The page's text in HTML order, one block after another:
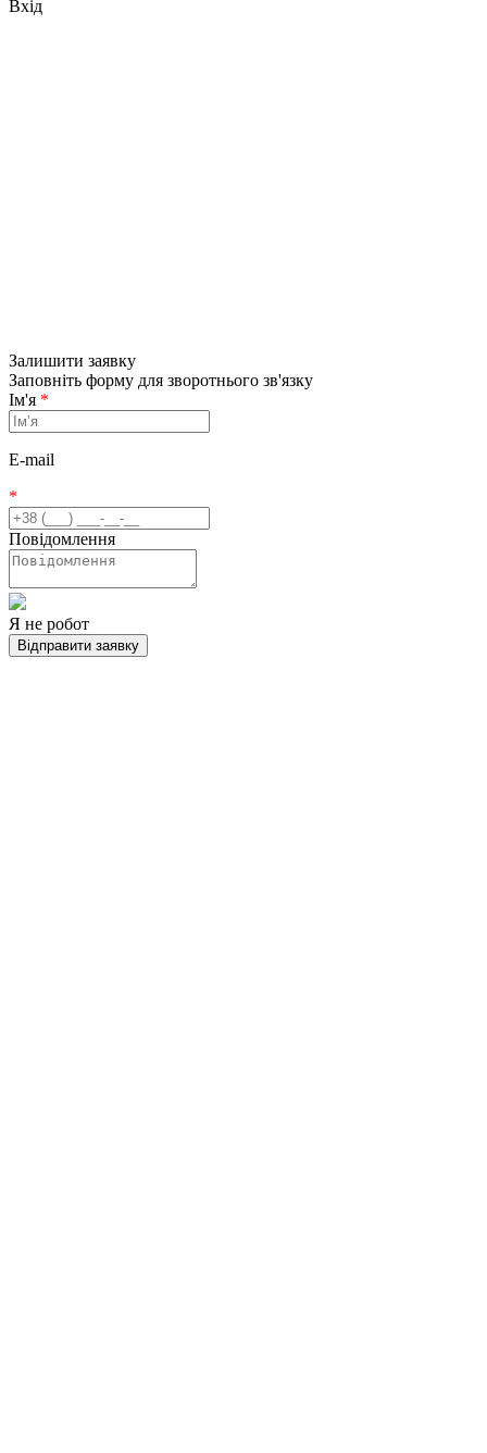
Вхід
Залишити заявку
Заповніть форму для зворотнього зв'язку
Ім'я *
E-mail
*
Повідомлення
Я не робот
Відправити заявку